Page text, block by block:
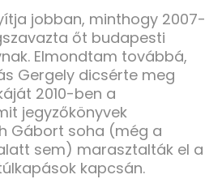
jobban, minthogy 2007-
őt budapesti
Elmondtam továbbá,
Gergely dicsérte meg
2010-ben a
jegyzőkönyvek
Gábort soha (még a
sem) marasztalták el a
kapcsán.